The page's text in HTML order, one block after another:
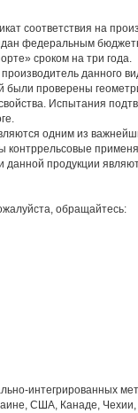
соответствия на
федеральным
сроком на три года.
данного
проверены
Испытания
одним из
контррельсовые
продукции
обращайтесь:
интегрированных
США, Канаде,